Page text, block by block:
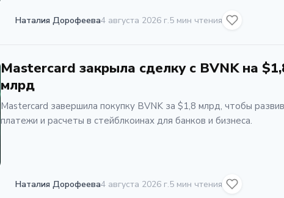
Наталия Дорофеева4 августа 2026 г.5 мин чтения
Mastercard закрыла сделку с BVNK на
млрд
Mastercard завершила покупку BVNK за $1,8 млрд, чтобы
платежи и расчеты в стейблкоинах для банков и бизнеса.
Наталия Дорофеева4 августа 2026 г.5 мин чтения